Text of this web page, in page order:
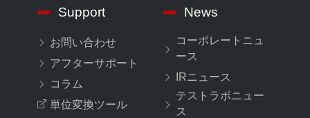
Support
お問い合わせ
アフターサポート
コラム
単位変換ツール
News
コーポレートニュ
ース
IRニュース
テストラボニュー
ス